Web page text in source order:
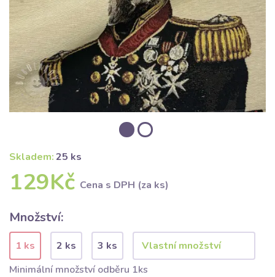
Skladem:25 ks
129Kč Cena s DPH (za ks)
Množství:
1 ks 2 ks
3 ks
Minimální množství odběru 1ks